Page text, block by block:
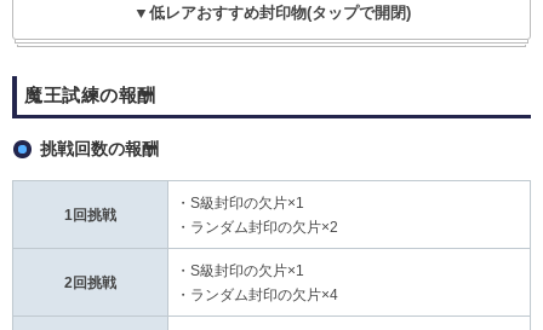
▼低レアおすすめ封印物(タップで開閉)
魔王試練の報酬
挑戦回数の報酬
1回挑戦
・S級封印の欠片×1
・ランダム封印の欠片×2
2回挑戦
・S級封印の欠片×1
・ランダム封印の欠片×4